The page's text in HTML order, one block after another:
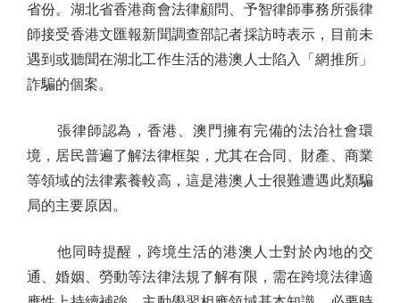
省份。湖北省香港商會法律顧問、予智律師事務所張律
師接受香港文匯報新聞調查部記者採訪時表示，目前未
遇到或聽聞在湖北工作生活的港澳人士陷入「網推所」
詐騙的個案。
張律師認為，香港、澳門擁有完備的法治社會環
境，居民普遍了解法律框架，尤其在合同、財產、商業
等領域的法律素養較高，這是港澳人士很難遭遇此類騙
局的主要原因。
他同時提醒，跨境生活的港澳人士對於內地的交
通、婚姻、勞動等法律法規了解有限，需在跨境法律適